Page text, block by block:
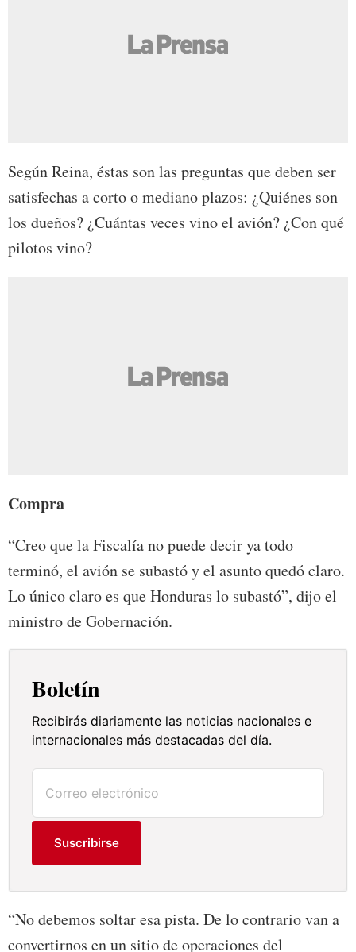
Según Reina, éstas son las preguntas que deben ser
satisfechas a corto o mediano plazos: ¿Quiénes son
los dueños? ¿Cuántas veces vino el avión? ¿Con qué
pilotos vino?
Compra
“Creo que la Fiscalía no puede decir ya todo
terminó, el avión se subastó y el asunto quedó claro.
Lo único claro es que Honduras lo subastó”, dijo el
ministro de Gobernación.
Boletín
Recibirás diariamente las noticias nacionales e
internacionales más destacadas del día.
Suscribirse
“No debemos soltar esa pista. De lo contrario van a
convertirnos en un sitio de operaciones del